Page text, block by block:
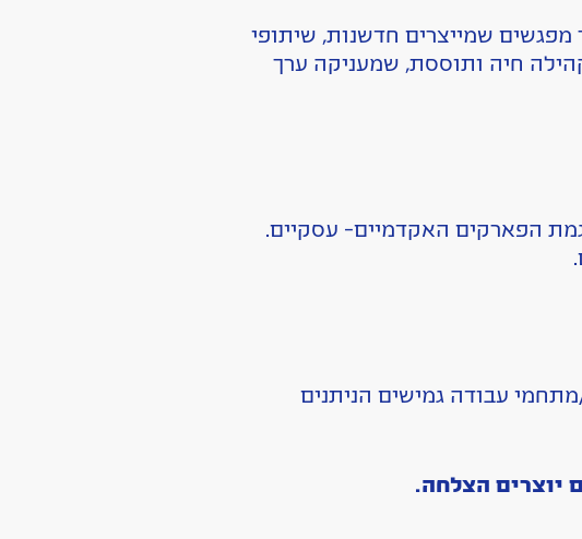
מפגשים שמייצרים חדשנות, שיתופי
חיה ותוססת, שמעניקה ערך
הפארקים האקדמיים- עסקיים.
עבודה גמישים הניתנים
יוצרים הצלחה.